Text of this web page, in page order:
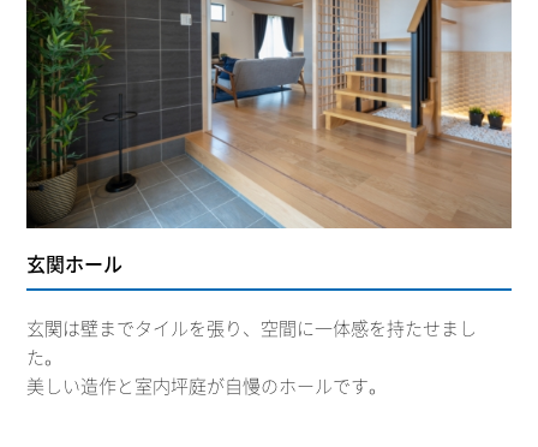
玄関ホール
玄関は壁までタイルを張り、空間に一体感を持たせまし
た。
美しい造作と室内坪庭が自慢のホールです。